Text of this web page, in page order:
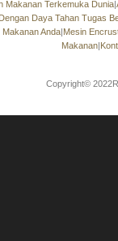
Makanan Terkemuka Dunia |
Daya Tahan Tugas
Makanan Anda Mesin
Makanan
Copyright©